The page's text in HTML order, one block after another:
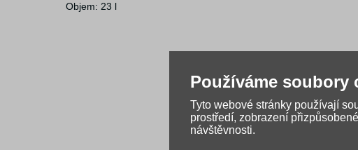
Objem: 23 l
Používáme soubory
Tyto webové stránky používají
prostředí, zobrazení
návštěvnosti.